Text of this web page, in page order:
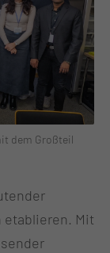
dem Großteil
etablieren. Mit